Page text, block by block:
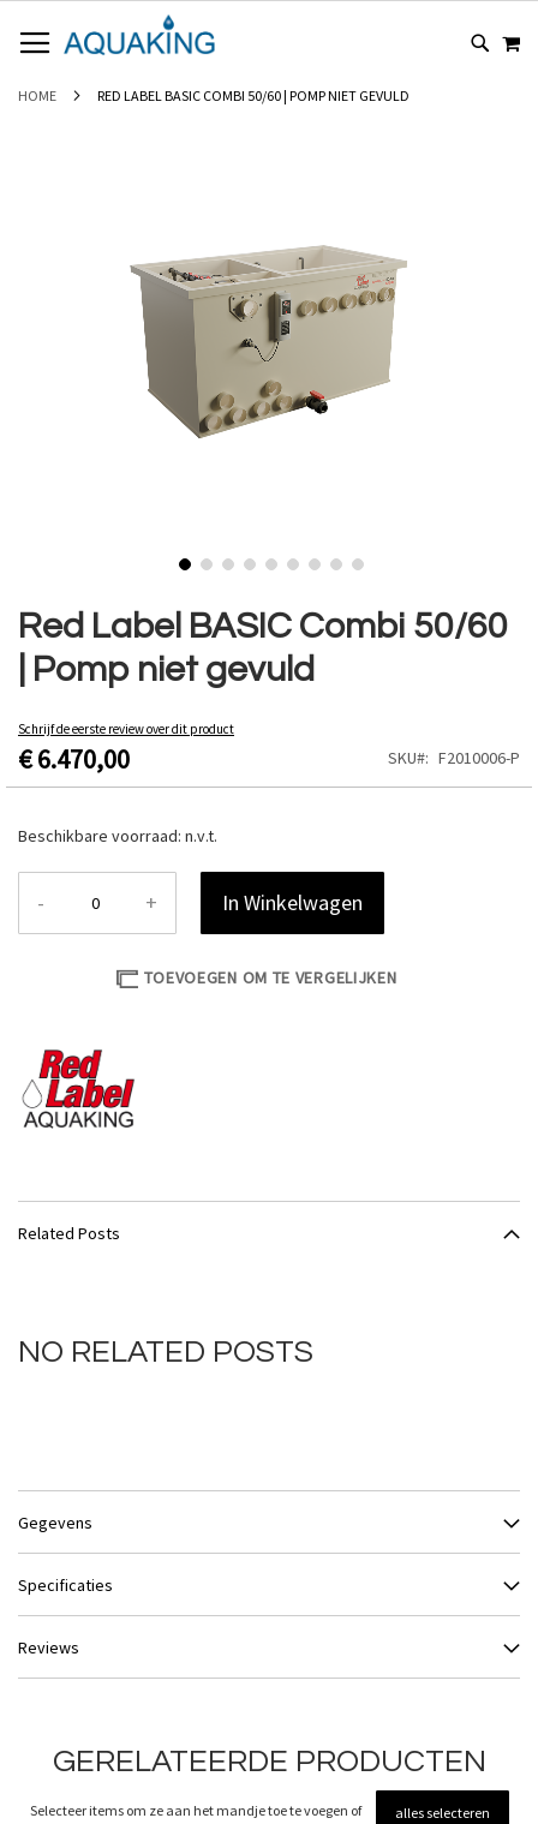
NAAR
DE
HOME RED LABEL BASIC COMBI 50/60 | POMP NIET GEVULD
Red Label BASIC Combi 50/60
| Pomp niet gevuld
Schrijf de eerste review over dit product
€ 6.470,00 SKU F2010006-P
Beschikbare voorraad: n.v.t.
- + In Winkelwagen
TOEVOEGEN OM TE VERGELIJKEN
naar
het
begin
van
afbeeldingen-
gallerij
Related Posts
NO RELATED POSTS
Gegevens
Specificaties
Reviews
GERELATEERDE PRODUCTEN
Selecteer items om ze aan het mandje toe te voegen of alles selecteren